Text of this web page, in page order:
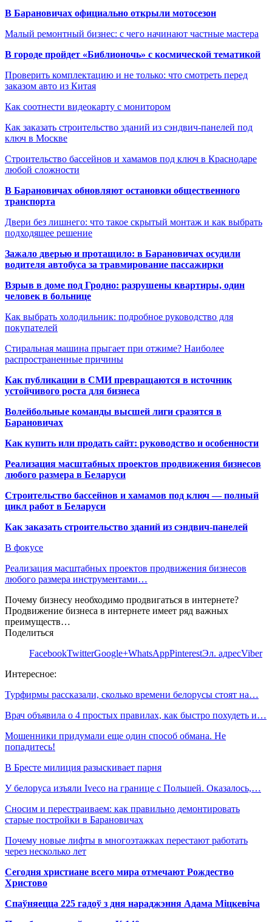
В Барановичах официально открыли мотосезон
Малый ремонтный бизнес: с чего начинают частные мастера
В городе пройдет «Библионочь» с космической тематикой
Проверить комплектацию и не только: что смотреть перед
заказом авто из Китая
Как соотнести видеокарту с монитором
Как заказать строительство зданий из сэндвич-панелей под
ключ в Москве
Строительство бассейнов и хамамов под ключ в Краснодаре
любой сложности
В Барановичах обновляют остановки общественного
транспорта
Двери без лишнего: что такое скрытый монтаж и как выбрать
подходящее решение
Зажало дверью и протащило: в Барановичах осудили
водителя автобуса за травмирование пассажирки
Взрыв в доме под Гродно: разрушены квартиры, один
человек в больнице
Как выбрать холодильник: подробное руководство для
покупателей
Стиральная машина прыгает при отжиме? Наиболее
распространенные причины
Как публикации в СМИ превращаются в источник
устойчивого роста для бизнеса
Волейбольные команды высшей лиги сразятся в
Барановичах
Как купить или продать сайт: руководство и особенности
Реализация масштабных проектов продвижения бизнесов
любого размера в Беларуси
Строительство бассейнов и хамамов под ключ — полный
цикл работ в Беларуси
Как заказать строительство зданий из сэндвич-панелей
В фокусе
Реализация масштабных проектов продвижения бизнесов
любого размера инструментами…
Почему бизнесу необходимо продвигаться в интернете?
Продвижение бизнеса в интернете имеет ряд важных
преимуществ…
Поделиться
FacebookTwitterGoogle+WhatsAppPinterestЭл. адресViber
Интересное:
Турфирмы рассказали, сколько времени белорусы стоят на…
Врач объявила о 4 простых правилах, как быстро похудеть и…
Мошенники придумали еще один способ обмана. Не
попадитесь!
В Бресте милиция разыскивает парня
У белоруса изъяли Iveco на границе с Польшей. Оказалось,…
Сносим и перестраиваем: как правильно демонтировать
старые постройки в Барановичах
Почему новые лифты в многоэтажках перестают работать
через несколько лет
Сегодня христиане всего мира отмечают Рождество
Христово
Спаўняецца 225 гадоў з дня нараджэння Адама Міцкевіча